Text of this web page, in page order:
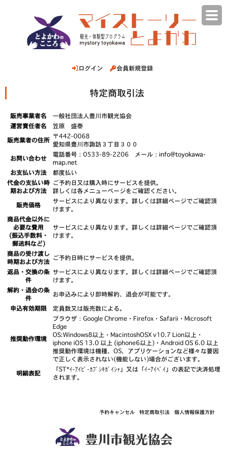
ログイン 会員新規登録
特定商取引法
販売事業者名
一般社団法人豊川市観光協会
運営責任者名
笠原 盛泰
販売業者の住所
〒442-0068
愛知県豊川市諏訪３丁目３００
お問い合わせ
電話番号：0533-89-2206 メール： info@toyokawa-
map.net
お支払い方法
都度払い
代金の支払い時
期および方法
ご予約日又は購入時にサービスを提供。
詳しくは各メニューページをご確認ください。
販売価格
サービスにより異なります。詳しくは詳細ページでご確認頂
けます。
商品代金以外に
必要な費用
(振込手数料・
郵送料など)
サービスにより異なります。詳しくは詳細ページでご確認頂
けます。
商品の受け渡し
時期および方法
ご予約日時にサービスを提供。
返品・交換の条
件
サービスにより異なります。詳しくは詳細ページでご確認頂
けます。
解約・退会の条
件
お申込みにより即時解約、退会が可能です。
申込有効期限
定員数又は販売数による。
推奨動作環境
ブラウザ：Google Chrome・Firefox・Safarii・Microsoft
Edge
OS:Windows8以上・MacintoshOSX v10.7 Lion以上・
iphone iOS 13.0 以上 (iphone6以上)・Android OS 6.0 以上
推奨動作環境は機種、OS、アプリケーションなど様々な要因
で正しく表示されない(機能しない)場合がございます。
明細表記
「ST*ｲ-ｱｲﾋﾟ-ｶﾌﾞｼｷｶﾞｲｼｬ」又は「ｲｰｱｲﾍﾟｲ」の表記で決済処理
されます。
予約キャンセル 特定商取引法 個人情報保護方針